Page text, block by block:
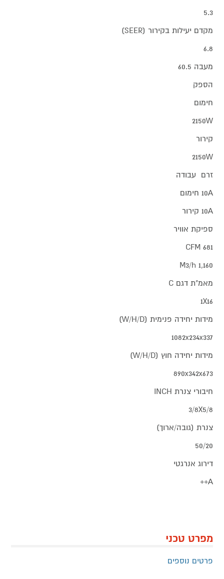
5.3
מקדם יעילות בקירור (SEER)
6.8
מעבה 60.5
הספק
חימום
2150W
קירור
2150W
זרם עבודה
10A חימום
10A קירור
ספיקת אוויר
681 CFM
1,160 M3/h
מאמ"ת דגם C
1X16
מידות יחידה פנימית (W/H/D)
1082x234x337
מידות יחידה חוץ (W/H/D)
890x342x673
חיבורי צנרת INCH
3/8X5/8
צנרת (גובה/ארוך)
50/20
דירוג אנרגטי
A++
מפרט טכני
פרטים נוספים